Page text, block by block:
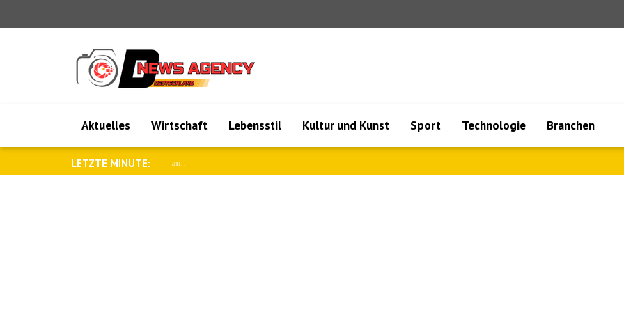
Aktuelles Wirtschaft Lebensstil Kultur und Kunst Sport Technologie Branchen
LETZTE MINUTE: Die NATO stärkt ihre strategischen Luftt..